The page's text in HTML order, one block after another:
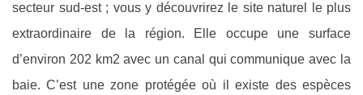
secteur sud-est ; vous y découvrirez le site naturel le plus
extraordinaire de la région. Elle occupe une surface
d’environ 202 km2 avec un canal qui communique avec la
baie. C’est une zone protégée où il existe des espèces